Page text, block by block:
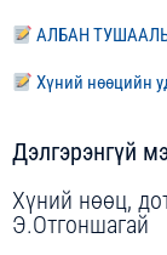
АЛБАН
Хүний нөөцийн
Дэлгэрэнгүй
Хүний нөөц,
Э.Отгоншагай